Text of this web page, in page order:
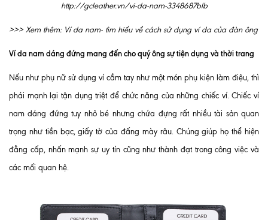
http://gcleather.vn/vi-da-nam-3348687blb
>>> Xem thêm: Ví da nam- tìm hiểu về cách sử dụng ví da của đàn ông
Ví da nam dáng đứng mang đến cho quý ông sự tiện dụng và thời trang
Nếu như phụ nữ sử dụng ví cầm tay như một món phụ kiện làm điệu, thì
phái mạnh lại tận dụng triệt để chức năng của những chiếc ví. Chiếc ví
nam dáng đứng tuy nhỏ bé nhưng chứa đựng rất nhiều tài sản quan
trọng như tiền bạc, giấy tờ của đấng mày râu. Chúng giúp họ thể hiện
đẳng cấp, nhấn mạnh sự uy tín cũng như thành đạt trong công việc và
các mối quan hệ.